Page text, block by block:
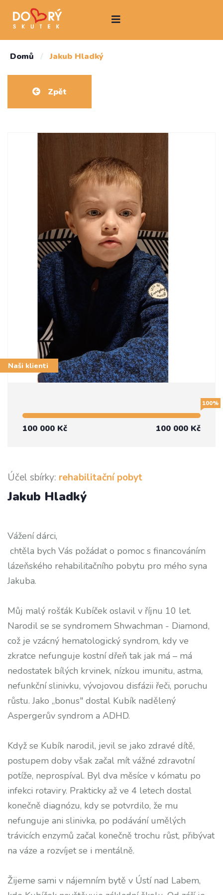
Domů / Jakub Hladký
Zpět
Naši klienti
100%
100 000 Kč 100 000 Kč
Účel sbírky: rehabilitační pobyt
Jakub Hladký
Vážení dárci,
chtěla bych Vás požádat o pomoc s financováním
lázeňského rehabilitačního pobytu pro mého syna
Jakuba.
Můj malý rošťák Kubíček oslavil v říjnu 10 let.
Narodil se se syndromem Shwachman - Diamond,
což je vzácný hematologický syndrom, kdy ve
zkratce nefunguje kostní dřeň tak jak má – má
nedostatek bílých krvinek, nízkou imunitu, astma,
nefunkční slinivku, vývojovou disfázii řeči, poruchu
růstu. Jako „bonus" dostal Kubík nadělený
Aspergerův syndrom a ADHD.
Když se Kubík narodil, jevil se jako zdravé dítě,
postupem doby však začal mít vážné zdravotní
potíže, neprospíval. Byl dva měsíce v kómatu po
infekci rotaviry. Prakticky až ve 4 letech dostal
konečně diagnózu, kdy se potvrdilo, že mu
nefunguje ani slinivka, po podávání umělých
trávicích enzymů začal konečně trochu růst, přibývat
na váze a rozvíjet se i mentálně.
Žijeme sami v nájemním bytě v Ústí nad Labem,